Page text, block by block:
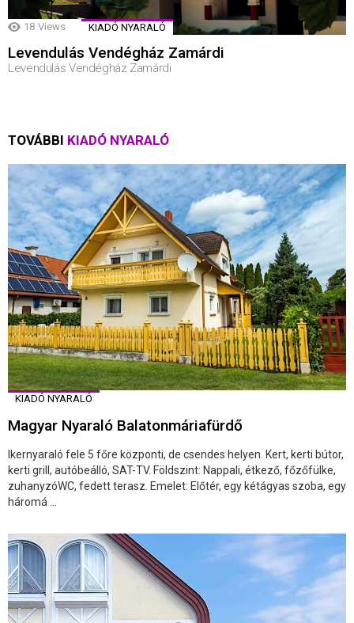
18 Views KIADÓ NYARALÓ
Levendulás Vendégház Zamárdi
Levendulás Vendégház Zamárdi
TOVÁBBI KIADÓ NYARALÓ
KIADÓ NYARALÓ
Magyar Nyaraló Balatonmáriafürdő
Ikernyaraló fele 5 főre központi, de csendes helyen. Kert, kerti bútor,
kerti grill, autóbeálló, SAT-TV. Földszint: Nappali, étkező, főzőfülke,
zuhanyzóWC, fedett terasz. Emelet: Előtér, egy kétágyas szoba, egy
háromá ...